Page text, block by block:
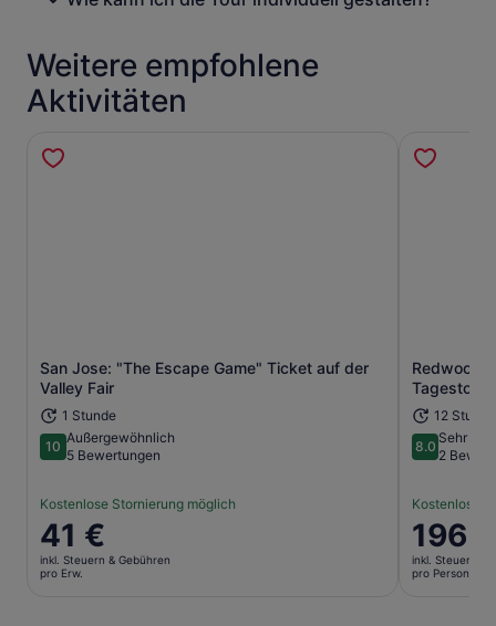
Weitere empfohlene
Aktivitäten
San Jose: "The Escape Game" Ticket auf der
Valley Fair
1 Stunde
1010 von 10
Außergewöhnlich
5 Bewertungen
Kostenlose Stornierung möglich
Der
Preis
beträgt
41 €
inkl. Steuern & Gebühren
pro Erw.
Wird in einem neuen Tab geöffnet
Redwood
Tagestour
12
8.08.0 von 10
Sehr gut
2
Kostenlose
Der
Preis
beträgt
196 €
inkl. Steuern &
pro Person